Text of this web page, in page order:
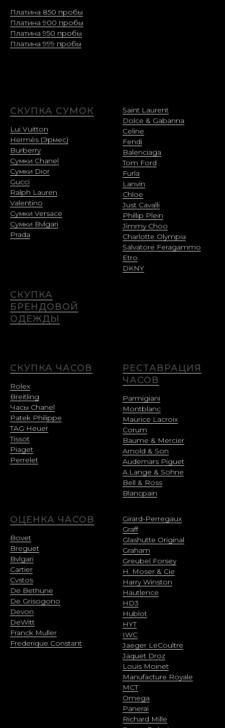
Платина 850 пробы
Платина 900 пробы
Платина 950 пробы
Платина 999 пробы
СКУПКА СУМОК
Lui Vuitton
Hermès (Эрмес)
Burberry
Сумки Chanel
Сумки Dior
Gucci
Ralph Lauren
Valentino
Сумки Versace
Сумки Bvlgari
Prada
Saint Laurent
Dolce & Gabanna
Celine
Fendi
Balenciaga
Tom Ford
Furla
Lanvin
Chloe
Just Cavalli
Phillip Plein
Jimmy Choo
Charlotte Olympia
Salvatore Feragammo
Etro
DKNY
СКУПКА
БРЕНДОВОЙ
ОДЕЖДЫ
СКУПКА ЧАСОВ
Rolex
Breitling
Часы Chanel
Patek Philippe
TAG Heuer
Tissot
Piaget
Perrelet
РЕСТАВРАЦИЯ
ЧАСОВ
Parmigiani
Montblanc
Maurice Lacroix
Corum
Baume & Mercier
Arnold & Son
Audemars Piguet
A.Lange & Sohne
Bell & Ross
Blancpain
ОЦЕНКА ЧАСОВ
Bovet
Breguet
Bvlgari
Cartier
Cvstos
De Bethune
De Grisogono
Devon
DeWitt
Franck Muller
Frederique Constant
Girard-Perregaux
Graff
Glashutte Original
Graham
Greubel Forsey
H. Moser & Cie
Harry Winston
Hautlence
HD3
Hublot
HYT
IWC
Jaeger LeCoultre
Jaquet Droz
Louis Moinet
Manufacture Royale
MCT
Omega
Panerai
Richard Mille